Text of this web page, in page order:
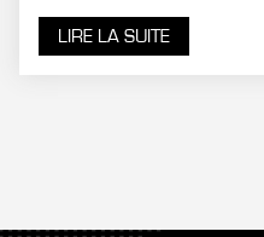
LIRE LA SUITE